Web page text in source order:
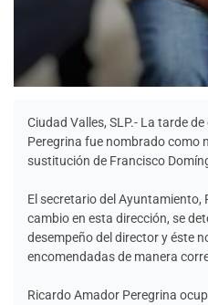
Ciudad Valles, SLP.- La tarde
Peregrina fue nombrado como
sustitución de Francisco
El secretario del Ayuntamiento,
cambio en esta dirección, se
desempeño del director y éste
encomendadas de manera
Ricardo Amador Peregrina